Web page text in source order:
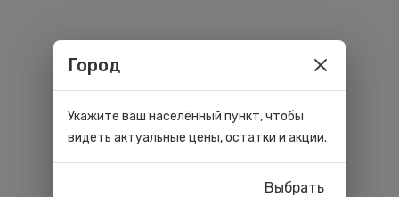
Город
Укажите ваш населённый пункт, чтобы
видеть актуальные цены, остатки и акции.
Выбрать